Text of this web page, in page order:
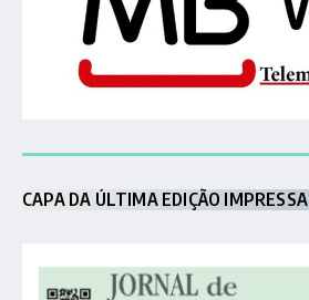
CAPA DA ÚLTIMA EDIÇÃO IMPRESSA